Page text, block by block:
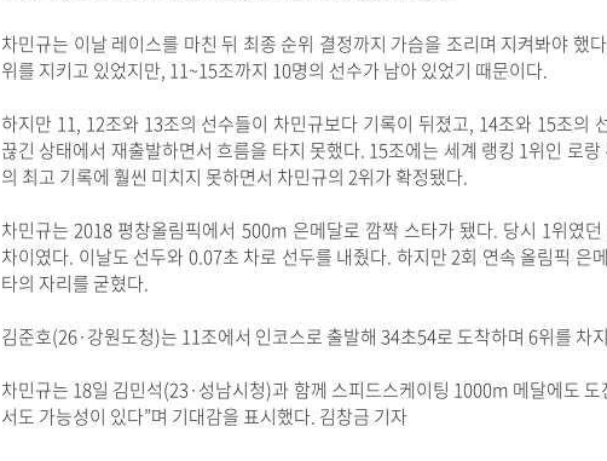
차민규는 이날 레이스를 마친 뒤 최종 순위 결정까지 가슴을 조리며 지켜봐야 했
위를 지키고 있었지만, 11~15조까지 10명의 선수가 남아 있었기 때문이다.
하지만 11, 12조와 13조의 선수들이 차민규보다 기록이 뒤졌고, 14조와 15조의
끊긴 상태에서 재출발하면서 흐름을 타지 못했다. 15조에는 세계 랭킹 1위인 로
의 최고 기록에 훨씬 미치지 못하면서 차민규의 2위가 확정됐다.
차민규는 2018 평창올림픽에서 500m 은메달로 깜짝 스타가 됐다. 당시 1위였
차이였다. 이날도 선두와 0.07초 차로 선두를 내줬다. 하지만 2회 연속 올림픽 은
타의 자리를 굳혔다.
김준호(26·강원도청)는 11조에서 인코스로 출발해 34초54로 도착하며 6위를 차
차민규는 18일 김민석(23·성남시청)과 함께 스피드스케이팅 1000m 메달에도
서도 가능성이 있다”며 기대감을 표시했다. 김창금 기자